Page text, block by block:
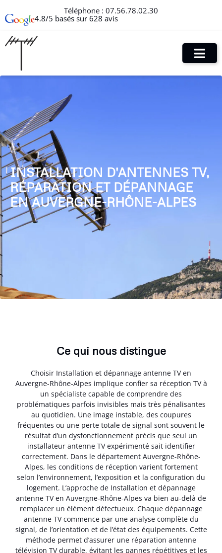
Téléphone : 07.56.78.02.30
4.8/5 basés sur 628 avis
INSTALLATION D'ANTENNES TV,
RÉPARATION ET DÉPANNAGE
EN AUVERGNE-RHÔNE-ALPES
Ce qui nous distingue
Choisir Installation et dépannage antenne TV en
Auvergne-Rhône-Alpes implique confier sa réception TV à
un spécialiste capable de comprendre des
problématiques parfois invisibles mais très pénalisantes
au quotidien. Une image instable, des coupures
fréquentes ou une perte totale de signal sont souvent le
résultat d’un dysfonctionnement précis que seul un
installateur antenne TV expérimenté sait identifier
correctement. Dans le département Auvergne-Rhône-
Alpes, les conditions de réception varient fortement
selon l’environnement, l’exposition et la configuration du
logement. L’approche de Installation et dépannage
antenne TV en Auvergne-Rhône-Alpes va bien au-delà de
remplacer un élément défectueux. Chaque dépannage
antenne TV commence par une analyse complète du
signal, de l’orientation et de l’état des équipements. Cette
méthode permet d’assurer une réparation antenne
télévision TV durable, évitant les pannes répétitives et les